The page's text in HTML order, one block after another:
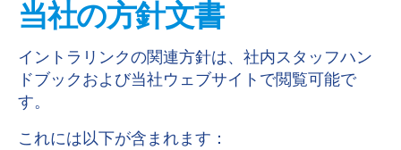
当社の方針文書
イントラリンクの関連方針は、社内スタッフハン
ドブックおよび当社ウェブサイトで閲覧可能で
す。
これには以下が含まれます：